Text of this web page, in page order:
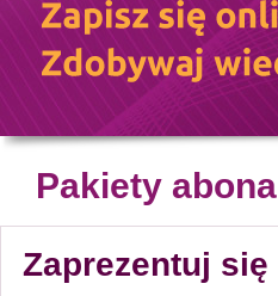
Pakiety
Zaprezentuj